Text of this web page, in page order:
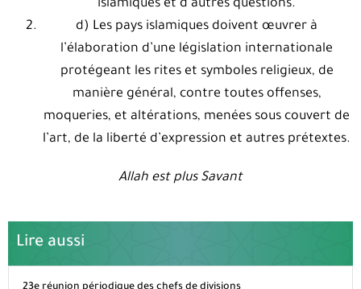
islamiques et d’autres questions.
d) Les pays islamiques doivent œuvrer à
l’élaboration d’une législation internationale
protégeant les rites et symboles religieux, de
manière général, contre toutes offenses,
moqueries, et altérations, menées sous couvert de
l’art, de la liberté d’expression et autres prétextes.
Allah est plus Savant
Lire aussi